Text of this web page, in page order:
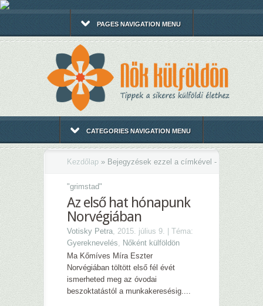
PAGES NAVIGATION MENU
CATEGORIES NAVIGATION MENU
Kezdőlap » Bejegyzések ezzel a címkével -
"grimstad"
Az első hat hónapunk
Norvégiában
Votisky Petra, 2015. július 9. | Téma:
Gyereknevelés, Nőként külföldön
Ma Kőmíves Míra Eszter
Norvégiában töltött első fél évét
ismerheted meg az óvodai
beszoktatástól a munkakeresésig....